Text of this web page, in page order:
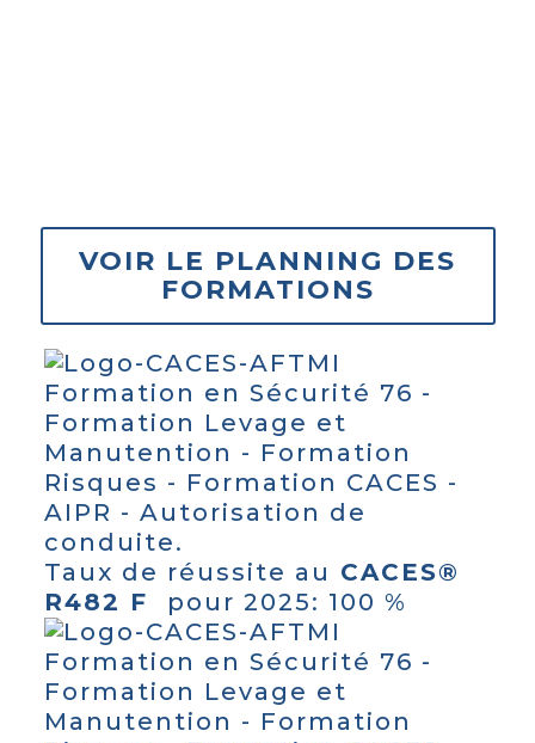
VOIR LE PLANNING DES
FORMATIONS
Taux de réussite au CACES®
R482 F pour 2025: 100 %